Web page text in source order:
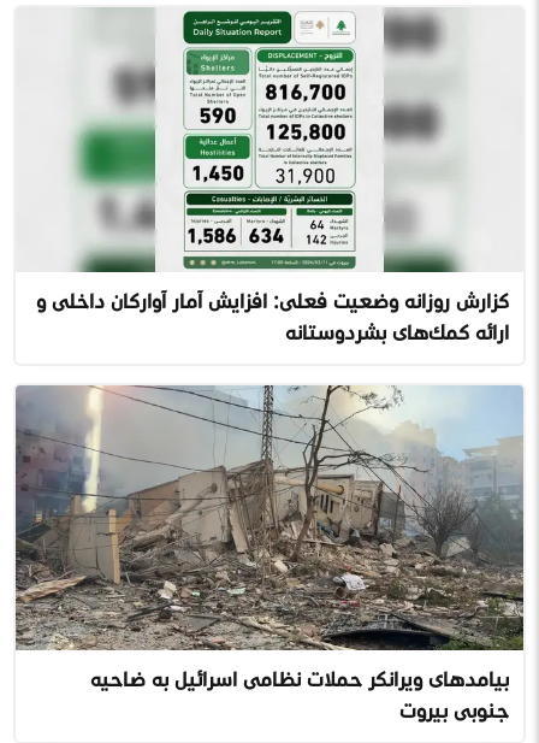
گزارش روزانه وضعیت فعلی: افزایش آمار آوارگان داخلی و
ارائه کمک‌های بشردوستانه
پیامدهای ویرانگر حملات نظامی اسرائیل به ضاحیه
جنوبی بیروت